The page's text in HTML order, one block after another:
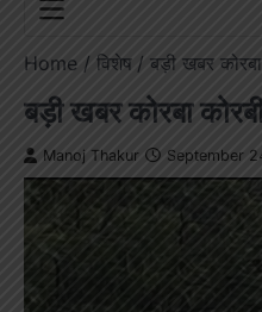
Home विशेष बड़ी खबर
बड़ी खबर कोरबा
Manoj Thakur September